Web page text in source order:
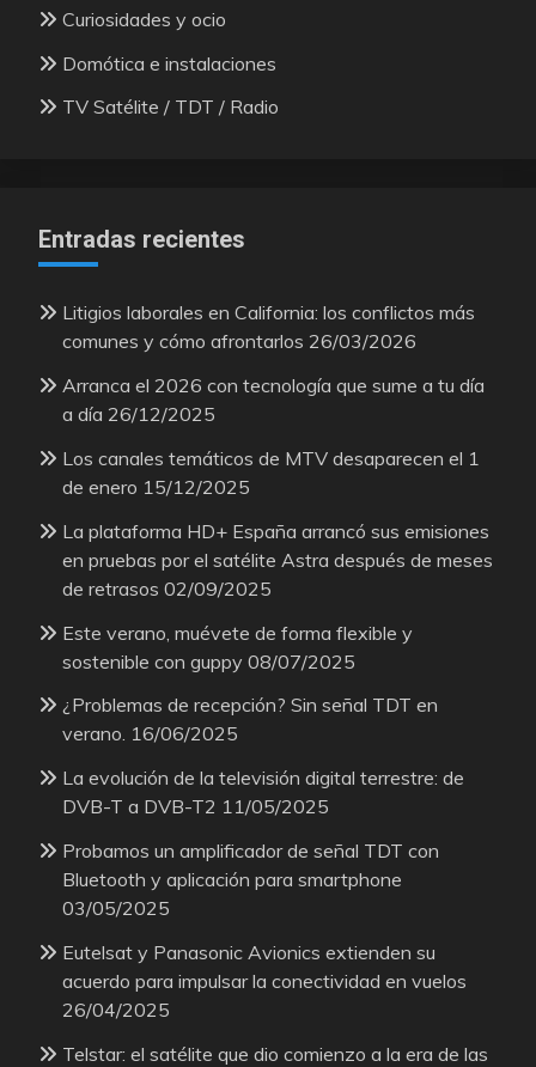
Curiosidades y ocio
Domótica e instalaciones
TV Satélite / TDT / Radio
Entradas recientes
Litigios laborales en California: los conflictos más
comunes y cómo afrontarlos 26/03/2026
Arranca el 2026 con tecnología que sume a tu día
a día 26/12/2025
Los canales temáticos de MTV desaparecen el 1
de enero 15/12/2025
La plataforma HD+ España arrancó sus emisiones
en pruebas por el satélite Astra después de meses
de retrasos 02/09/2025
Este verano, muévete de forma flexible y
sostenible con guppy 08/07/2025
¿Problemas de recepción? Sin señal TDT en
verano. 16/06/2025
La evolución de la televisión digital terrestre: de
DVB-T a DVB-T2 11/05/2025
Probamos un amplificador de señal TDT con
Bluetooth y aplicación para smartphone
03/05/2025
Eutelsat y Panasonic Avionics extienden su
acuerdo para impulsar la conectividad en vuelos
26/04/2025
Telstar: el satélite que dio comienzo a la era de las